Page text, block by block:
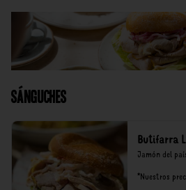
Sánguches
Butifarra
Jamón del
*Nuestros